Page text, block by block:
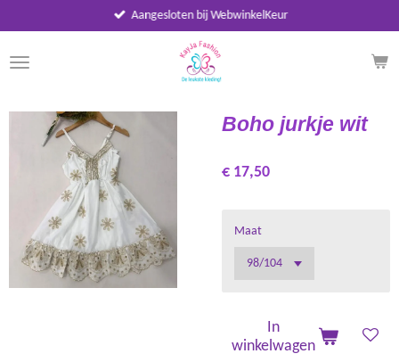
direct
naar
de
Aangesloten bij WebwinkelKeur
Boho jurkje wit
€ 17,50
Maat
In
winkelwagen